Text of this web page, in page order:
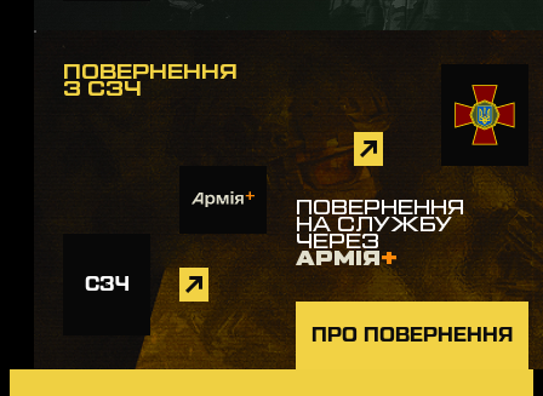
ПОВЕРНЕННЯ
З СЗЧ
ПОВЕРНЕННЯ
НА СЛУЖБУ
ЧЕРЕЗ
АРМІЯ+
СЗЧ
ПРО ПОВЕРНЕННЯ